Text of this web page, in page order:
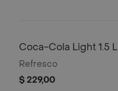
Coca-Cola Light 1.5 L
Refresco
$ 229,00